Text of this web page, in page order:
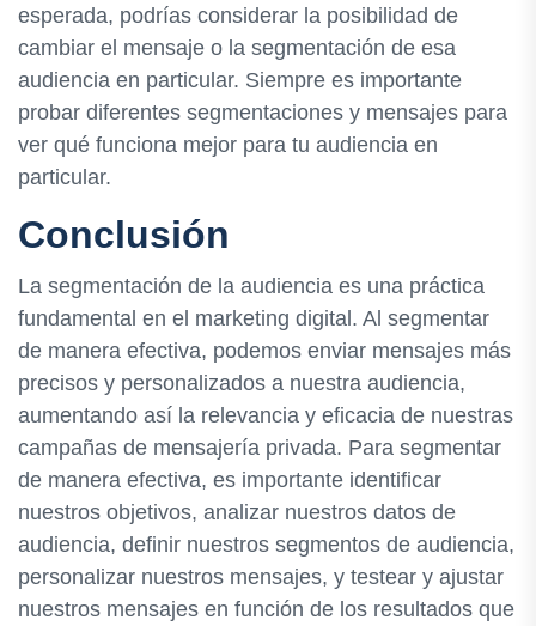
esperada, podrías considerar la posibilidad de
cambiar el mensaje o la segmentación de esa
audiencia en particular. Siempre es importante
probar diferentes segmentaciones y mensajes para
ver qué funciona mejor para tu audiencia en
particular.
Conclusión
La segmentación de la audiencia es una práctica
fundamental en el marketing digital. Al segmentar
de manera efectiva, podemos enviar mensajes más
precisos y personalizados a nuestra audiencia,
aumentando así la relevancia y eficacia de nuestras
campañas de mensajería privada. Para segmentar
de manera efectiva, es importante identificar
nuestros objetivos, analizar nuestros datos de
audiencia, definir nuestros segmentos de audiencia,
personalizar nuestros mensajes, y testear y ajustar
nuestros mensajes en función de los resultados que